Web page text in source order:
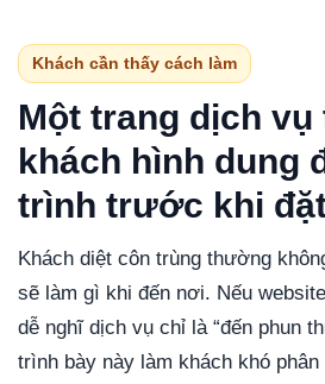
Khách cần thấy cách làm
Một trang dịch
khách hình dung
trình trước khi
Khách diệt côn trùng thường
sẽ làm gì khi đến nơi. Nếu
dễ nghĩ dịch vụ chỉ là “đến phun
trình bày này làm khách khó